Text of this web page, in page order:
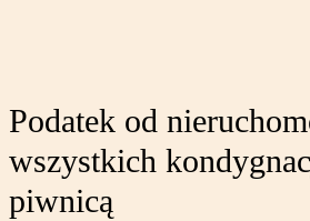
Podatek od
wszystkich
piwnicą